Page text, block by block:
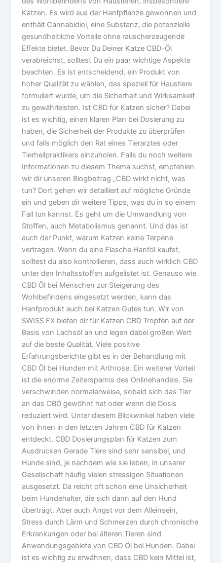
Katzen. Es wird aus der Hanfpflanze gewonnen und
enthält Cannabidiol, eine Substanz, die potenzielle
gesundheitliche Vorteile ohne rauscherzeugende
Effekte bietet. Bevor Du Deiner Katze CBD-Öl
verabreichst, solltest Du ein paar wichtige Aspekte
beachten. Es ist entscheidend, ein Produkt von
hoher Qualität zu wählen, das speziell für Haustiere
formuliert wurde, um die Sicherheit und Wirksamkeit
zu gewährleisten. Ist CBD für Katzen sicher? Dabei
ist es wichtig, einen klaren Plan bei Dosierung zu
haben, die Sicherheit der Produkte zu überprüfen
und falls möglich den Rat eines Tierarztes oder
Tierheilpraktikers einzuholen. Falls du noch weitere
Informationen zu diesem Thema suchst, empfehlen
wir dir unseren Blogbeitrag „CBD wirkt nicht, was
tun? Dort gehen wir detailliert auf mögliche Gründe
ein und geben dir weitere Tipps, was du in so einem
Fall tun kannst. Es geht um die Umwandlung von
Stoffen, auch Metabolismus genannt. Und das ist
auch der Punkt, warum Katzen keine Terpene
vertragen. Wenn du eine Flasche Hanföl kaufst,
solltest du also kontrollieren, dass auch wirklich CBD
unter den Inhaltsstoffen aufgelistet ist. Genauso wie
CBD Öl bei Menschen zur Steigerung des
Wohlbefindens eingesetzt werden, kann das
Hanfprodukt auch bei Katzen Gutes tun. Wir von
SWISS FX bieten dir für Katzen CBD Tropfen auf der
Basis von Lachsöl an und legen dabei großen Wert
auf die beste Qualität. Viele positive
Erfahrungsberichte gibt es in der Behandlung mit
CBD Öl bei Hunden mit Arthrose. Ein weiterer Vorteil
ist die enorme Zeitersparnis des Onlinehandels. Sie
verschwinden normalerweise, sobald sich das Tier
an das CBD gewöhnt hat oder wenn die Dosis
reduziert wird. Unter diesem Blickwinkel haben viele
von ihnen in den letzten Jahren CBD für Katzen
entdeckt. CBD Dosierungsplan für Katzen zum
Ausdrucken Gerade Tiere sind sehr sensibel, und
Hunde sind, je nachdem wie sie leben, in unserer
Gesellschaft häufig vielen stressigen Situationen
ausgesetzt. Da reicht oft schon eine Unsicherheit
beim Hundehalter, die sich dann auf den Hund
überträgt. Aber auch Angst vor dem Alleinsein,
Stress durch Lärm und Schmerzen durch chronische
Erkrankungen oder bei älteren Tieren sind
Anwendungsgebiete von CBD Öl bei Hunden. Dabei
ist es wichtig zu erwähnen, dass CBD kein Mittel ist,